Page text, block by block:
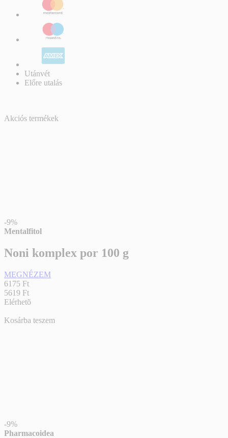
Utánvét
Előre utalás
Akciós termékek
-9%
Mentalfitol
Noni komplex por 100 g
MEGNÉZEM
6175 Ft
5619 Ft
Elérhetõ
Kosárba teszem
-9%
Pharmacoidea